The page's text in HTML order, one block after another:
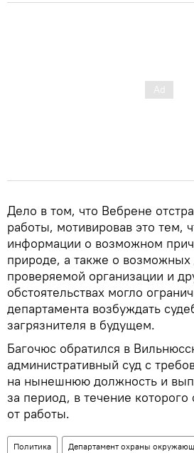
Дело в том, что Вебрене
работы, мотивировав это тем,
информации о возможном
природе, а также о возможных
проверяемой организации и
обстоятельствах могло
департамента возбуждать
загрязнителя в будущем.
Багочюс обратился в
административный суд с
на нынешнюю должность и
за период, в течение
от работы.
Политика Департамент охраны